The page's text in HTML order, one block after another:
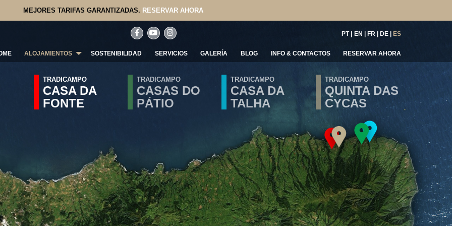
MEJORES TARIFAS GARANTIZADAS. RESERVAR AHORA
PT EN FR DE ES
ALOJAMIENTOS SOSTENIBILIDAD SERVICIOS GALERÍA BLOG INFO & CONTACTOS RESERVAR AHORA
TRADICAMPO
CASA DA
FONTE
TRADICAMPO
CASAS DO
PÁTIO
TRADICAMPO
CASA DA
TALHA
TRADICAMPO
QUINTA DAS
CYCAS